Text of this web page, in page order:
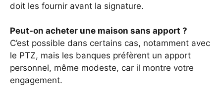
doit les fournir avant la signature.
Peut-on acheter une maison sans apport ?
C’est possible dans certains cas, notamment avec
le PTZ, mais les banques préfèrent un apport
personnel, même modeste, car il montre votre
engagement.